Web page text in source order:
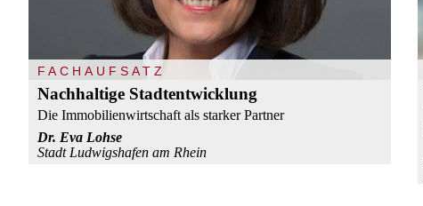
FACHAUFSATZ
Nachhaltige Stadtentwicklung
Die Immobilienwirtschaft als starker Partner
Dr. Eva Lohse
Stadt Ludwigshafen am Rhein